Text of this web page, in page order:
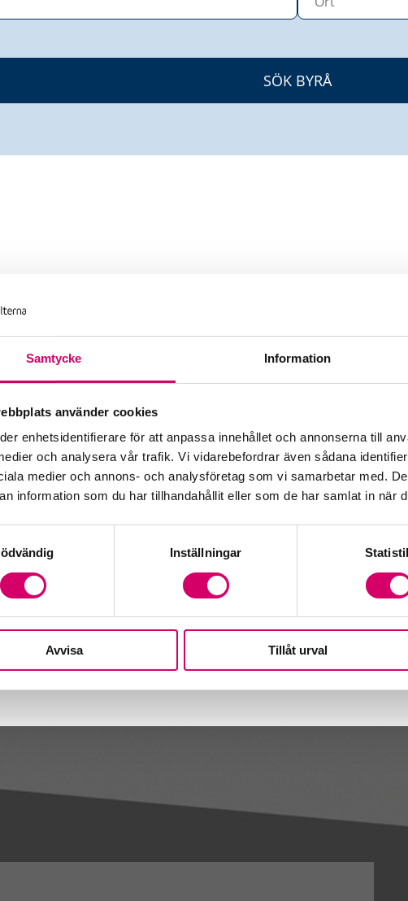
Samtycke Information
använder cookies
enhetsidentifierare för att anpassa innehållet och annonserna till
och analysera vår trafik. Vi vidarebefordrar även sådana
medier och annons- och analysföretag som vi samarbetar med.
information som du har tillhandahållit eller som de har samlat in när
Inställningar
Avvisa Tillåt urval
i Stockholm
Affärsrådgivare